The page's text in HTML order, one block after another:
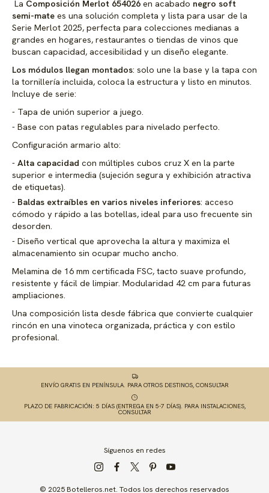
La Composición Merlot 654026 en acabado negro soft
semi-mate es una solución completa y lista para usar de la
Serie Merlot 2025, perfecta para colecciones medianas a
grandes en hogares, restaurantes o tiendas de vinos que
buscan capacidad, accesibilidad y un diseño elegante.
Los módulos llegan montados: solo une la base y la tapa con
la tornillería incluida, coloca la estructura y listo en minutos.
Incluye de serie:
Tapa de unión superior a juego.
Base con patas regulables para nivelado perfecto.
Configuración armario alto:
Alta capacidad con múltiples cubos cruz X en la parte
superior e intermedia (sujeción segura y exhibición atractiva
de etiquetas).
Baldas extraíbles en varios niveles inferiores: acceso
cómodo y rápido a las botellas, ideal para uso frecuente sin
desorden.
Diseño vertical que aprovecha la altura y maximiza el
almacenamiento sin ocupar mucho ancho.
Melamina de 16 mm certificada FSC, tacto suave profundo,
resistente y fácil de limpiar. Modularidad 42 cm para futuras
ampliaciones.
Una composición lista desde fábrica que convierte cualquier
rincón en una vinoteca organizada, práctica y con estilo
profesional.
ENVÍO GRATIS EN PENÍNSULA. PARA OTROS DESTINOS, CONSULTAR
PLAZO DE FABRICACIÓN: 5 DÍAS (ENTREGA EN 5-7 DÍAS). PARA INSTALACIONES,
CONSULTAR
Síguenos en redes
© 2025 Botelleros.net. Todos los derechos reservados